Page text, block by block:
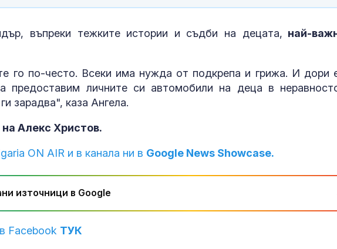
въпреки тежките истории и съдби на децата, най-
го по-често. Всеки има нужда от подкрепа и грижа. И дори
личните си автомобили на деца в
зарадва", каза Ангела.
Алекс Христов.
ON AIR и в канала ни в Google News Showcase.
източници в Google
Facebook ТУК